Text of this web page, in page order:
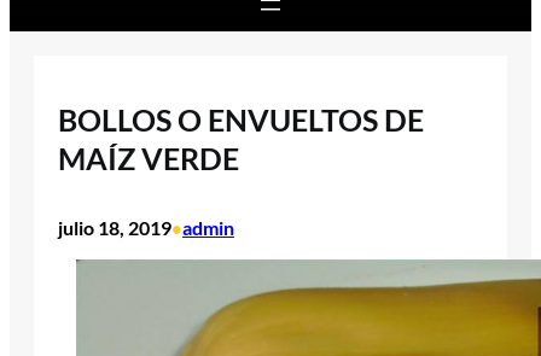
BOLLOS O ENVUELTOS DE
MAÍZ VERDE
julio 18, 2019•admin